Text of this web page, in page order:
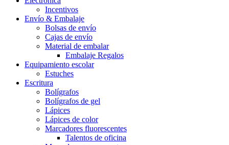
Incentivos
Envío & Embalaje
Bolsas de envío
Cajas de envío
Material de embalar
Embalaje Regalos
Equipamiento escolar
Estuches
Escritura
Bolígrafos
Bolígrafos de gel
Lápices
Lápices de color
Marcadores fluorescentes
Talentos de oficina